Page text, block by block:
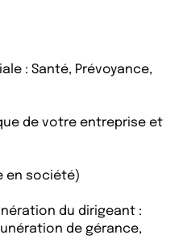
: Santé, Prévoyance,
de votre entreprise et
en société)
du dirigeant :
de gérance,